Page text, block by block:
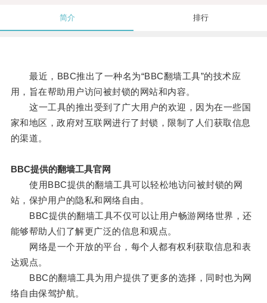
简介 排行
最近，BBC推出了一种名为“BBC翻墙工具”的技术应
用，旨在帮助用户访问被封锁的网站和内容。
这一工具的推出受到了广大用户的欢迎，因为在一些国
家和地区，政府对互联网进行了封锁，限制了人们获取信息
的渠道。
BBC提供的翻墙工具官网
使用BBC提供的翻墙工具可以轻松地访问被封锁的网
站，保护用户的隐私和网络自由。
BBC提供的翻墙工具不仅可以让用户畅游网络世界，还
能够帮助人们了解更广泛的信息和观点。
网络是一个开放的平台，每个人都有权利获取信息和表
达观点。
BBC的翻墙工具为用户提供了更多的选择，同时也为网
络自由保驾护航。